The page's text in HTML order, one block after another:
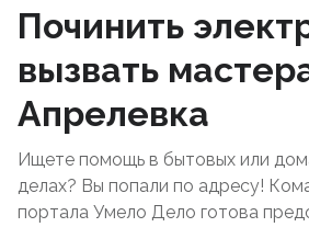
Починить
вызвать
Апрелевка
Ищете помощь в бытовых или
делах? Вы попали по адресу!
портала Умело Дело готова